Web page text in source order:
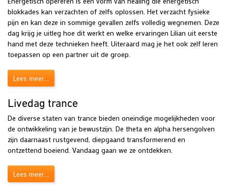
blokkades kan verzachten of zelfs oplossen. Het verzacht fysieke
pijn en kan deze in sommige gevallen zelfs volledig wegnemen. Deze
dag krijg je uitleg hoe dit werkt en welke ervaringen Lilian uit eerste
hand met deze technieken heeft. Uiteraard mag je het ook zelf leren
toepassen op een partner uit de groep.
Lees meer...
Livedag trance
De diverse staten van trance bieden oneindige mogelijkheden voor
de ontwikkeling van je bewustzijn. De theta en alpha hersengolven
zijn daarnaast rustgevend, diepgaand transformerend en
ontzettend boeiend. Vandaag gaan we ze ontdekken.
Lees meer...